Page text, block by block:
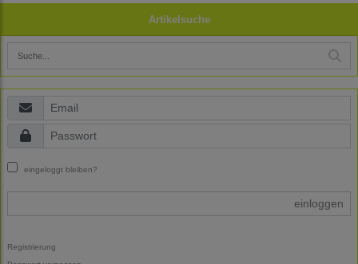
Artikelsuche
eingeloggt bleiben?
einloggen
Registrierung